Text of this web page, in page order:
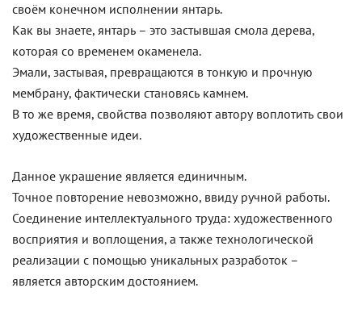
своём конечном исполнении янтарь.
Как вы знаете, янтарь – это застывшая смола дерева,
которая со временем окаменела.
Эмали, застывая, превращаются в тонкую и прочную
мембрану, фактически становясь камнем.
В то же время, свойства позволяют автору воплотить свои
художественные идеи.
Данное украшение является единичным.
Точное повторение невозможно, ввиду ручной работы.
Соединение интеллектуального труда: художественного
восприятия и воплощения, а также технологической
реализации с помощью уникальных разработок –
является авторским достоянием.